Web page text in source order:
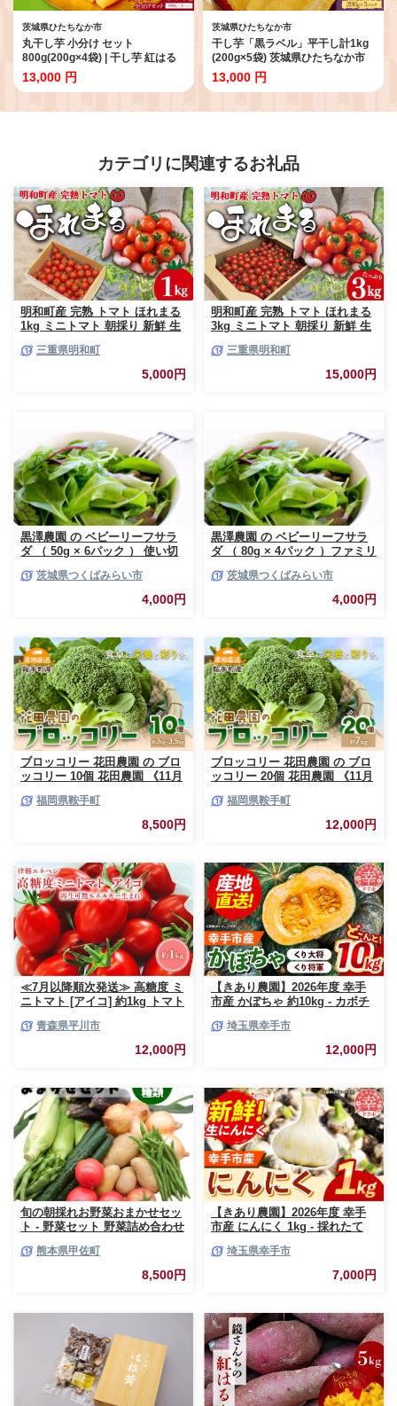
茨城県ひたちなか市
丸干し芋 小分け セット
800g(200g×4袋) | 干し芋 紅はる
か 干しいも ほしいも べにはるか
丸干し 茨城県 ひたちなか市 ニチ
13,000 円
茨城県ひたちなか市
干し芋「黒ラベル」平干し計1kg
(200g×5袋) 茨城県ひたちなか市
産 | 干し芋 紅はるか 平干し ほし
いも品評会 受賞 国産 干しいも
おやつ お取り寄せ 自然食品 和ス
なか
13,000 円
カテゴリに関連するお礼品
明和町産 完熟 トマト ほれまる
1kg ミニトマト 朝採り 新鮮 生
三重県明和町
5,000円
明和町産 完熟 トマト ほれまる
3kg ミニトマト 朝採り 新鮮 生
三重県明和町
15,000円
黒澤農園 の ベビーリーフサラ
ダ （ 50g × 6パック ） 使い切
生野菜 食べやすい 若葉 使い切
り 旬 新鮮 国産 彩り 大容量
茨城県つくばみらい市
4,000円
黒澤農園 の ベビーリーフサラ
ダ （ 80g × 4パック ）ファミリ
生野菜 食べやすい 若葉 ファミ
リー 旬 新鮮 国産 彩り 大容量
茨城県つくばみらい市
4,000円
ブロッコリー 花田農園 の ブロ
ッコリー 10個 花田農園 《11月
町 ぶろっこりー 野菜 ブロッコ
リー 産地直送 送料無料
福岡県鞍手町
8,500円
ブロッコリー 花田農園 の ブロ
ッコリー 20個 花田農園 《11月
町 ぶろっこりー 野菜 ブロッコ
リー 産地直送 送料無料
福岡県鞍手町
12,000円
≪7月以降順次発送≫ 高糖度 ミ
ニトマト [アイコ] 約1kg トマト
やさい 減農薬 お取り寄せ 青森
県 平川市 平川 【hi-0016-003】
青森県平川市
12,000円
【きあり農園】2026年度 幸手
市産 かぼちゃ 約10kg - カボチ
直送 野菜 ベジタブル 美味しい
おいしい 緑黄色野菜 大容量 国
産 おすすめ 送料無料 埼玉県 幸
埼玉県幸手市
12,000円
旬の朝採れお野菜おまかせセッ
ト - 野菜セット 野菜詰め合わせ
れ 国産 熊本県産 お任せ 何が入
っているかはお楽しみ 7種類前
後 おすすめ 熊本県 甲佐町【価
熊本県甲佐町
8,500円
【きあり農園】2026年度 幸手
市産 にんにく 1kg - 採れたて
野菜 ベジタブル 美味しい おい
しい 根菜 スタミナ 大蒜 生にん
にく 国産 おすすめ 送料無料 埼
埼玉県幸手市
7,000円